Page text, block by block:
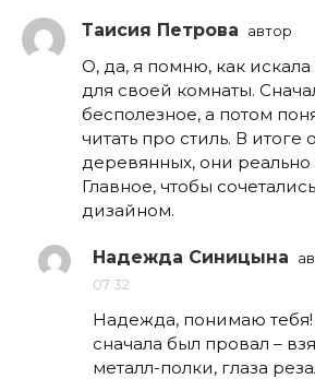
Таисия Петрова автор
О, да, я помню, как
для своей комнаты.
бесполезное, а потом
читать про стиль. В итоге
деревянных, они реально
Главное, чтобы
дизайном.
Надежда Синицына
07:32
Надежда, понимаю
сначала был провал –
металл-полки, глаза